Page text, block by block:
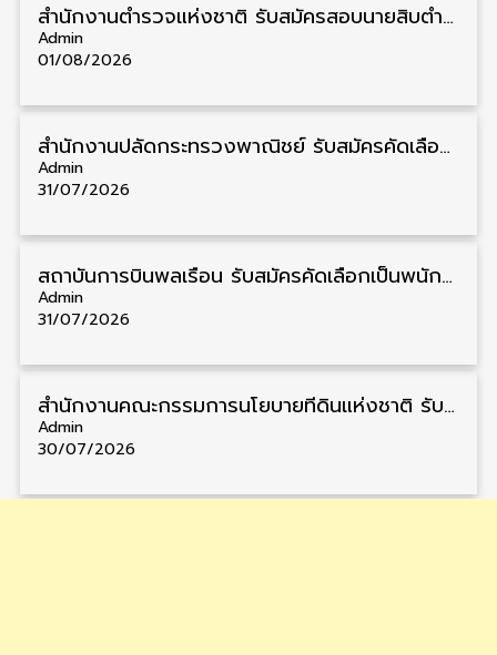
สำนักงานตำรวจแห่งชาติ รับสมัครสอบนายสิบตำรวจ วุฒิ ม.6/ปวช. 6,000 อัตรา รับสมัคร 8 – 19 สิงหาคม
Admin
01/08/2026
สำนักงานปลัดกระทรวงพาณิชย์ รับสมัครคัดเลือกพนักงานราชการ วุฒิ ปวส./ป.ตรี 11 อัตรา รับสมัคร 10 – 21 สิงหาคม
Admin
31/07/2026
สถาบันการบินพลเรือน รับสมัครคัดเลือกเป็นพนักงาน วุฒิ ป.ตรี/ป.โท/ป.เอก 11 อัตรา รับสมัคร 27 กรกฎาคม – 10 สิงหาคม
Admin
31/07/2026
สำนักงานคณะกรรมการนโยบายที่ดินแห่งชาติ รับสมัครคัดเลือกพนักงานราชการ วุฒิ ป.ตรี 6 อัตรา รับสมัคร 13 กรกฎาคม – 6 สิงหาคม
Admin
30/07/2026